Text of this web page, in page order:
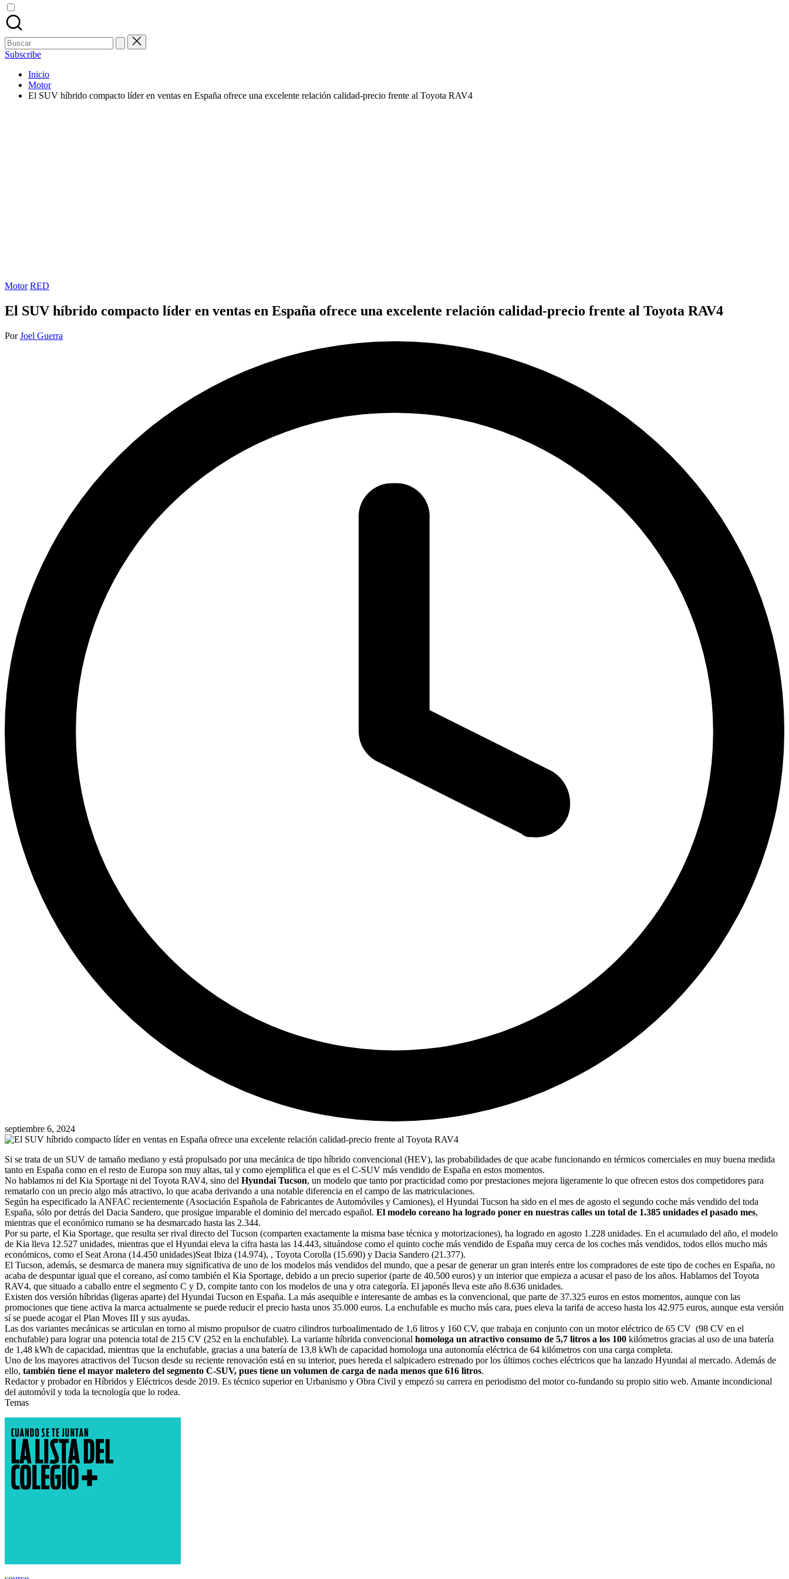
Buscar:
Subscribe
Inicio
Motor
El SUV híbrido compacto líder en ventas en España ofrece una excelente relación calidad-precio frente al Toyota RAV4
Publicada
Motor RED
El SUV híbrido compacto líder en ventas en España ofrece una excelente relación calidad-precio frente al Toyota RAV4
Publicado
PorJoel Guerra
septiembre 6, 2024
Si se trata de un SUV de tamaño mediano y está propulsado por una mecánica de tipo híbrido convencional (HEV), las probabilidades de que acabe funcionando en térmicos comerciales en muy buena medida
tanto en España como en el resto de Europa son muy altas, tal y como ejemplifica el que es el C-SUV más vendido de España en estos momentos.
No hablamos ni del Kia Sportage ni del Toyota RAV4, sino del Hyundai Tucson, un modelo que tanto por practicidad como por prestaciones mejora ligeramente lo que ofrecen estos dos competidores para
rematarlo con un precio algo más atractivo, lo que acaba derivando a una notable diferencia en el campo de las matriculaciones.
Según ha especificado la ANFAC recientemente (Asociación Española de Fabricantes de Automóviles y Camiones), el Hyundai Tucson ha sido en el mes de agosto el segundo coche más vendido del toda
España, sólo por detrás del Dacia Sandero, que prosigue imparable el dominio del mercado español. El modelo coreano ha logrado poner en nuestras calles un total de 1.385 unidades el pasado mes,
mientras que el económico rumano se ha desmarcado hasta las 2.344.
Por su parte, el Kia Sportage, que resulta ser rival directo del Tucson (comparten exactamente la misma base técnica y motorizaciones), ha logrado en agosto 1.228 unidades. En el acumulado del año, el modelo
de Kia lleva 12.527 unidades, mientras que el Hyundai eleva la cifra hasta las 14.443, situándose como el quinto coche más vendido de España muy cerca de los coches más vendidos, todos ellos mucho más
económicos, como el Seat Arona (14.450 unidades)Seat Ibiza (14.974), , Toyota Corolla (15.690) y Dacia Sandero (21.377).
El Tucson, además, se desmarca de manera muy significativa de uno de los modelos más vendidos del mundo, que a pesar de generar un gran interés entre los compradores de este tipo de coches en España, no
acaba de despuntar igual que el coreano, así como también el Kia Sportage, debido a un precio superior (parte de 40.500 euros) y un interior que empieza a acusar el paso de los años. Hablamos del Toyota
RAV4, que situado a caballo entre el segmento C y D, compite tanto con los modelos de una y otra categoría. El japonés lleva este año 8.636 unidades.
Existen dos versión híbridas (ligeras aparte) del Hyundai Tucson en España. La más asequible e interesante de ambas es la convencional, que parte de 37.325 euros en estos momentos, aunque con las
promociones que tiene activa la marca actualmente se puede reducir el precio hasta unos 35.000 euros. La enchufable es mucho más cara, pues eleva la tarifa de acceso hasta los 42.975 euros, aunque esta versión
sí se puede acogar el Plan Moves III y sus ayudas.
Las dos variantes mecánicas se articulan en torno al mismo propulsor de cuatro cilindros turboalimentado de 1,6 litros y 160 CV, que trabaja en conjunto con un motor eléctrico de 65 CV (98 CV en el
enchufable) para lograr una potencia total de 215 CV (252 en la enchufable). La variante híbrida convencional homologa un atractivo consumo de 5,7 litros a los 100 kilómetros gracias al uso de una batería
de 1,48 kWh de capacidad, mientras que la enchufable, gracias a una batería de 13,8 kWh de capacidad homologa una autonomía eléctrica de 64 kilómetros con una carga completa.
Uno de los mayores atractivos del Tucson desde su reciente renovación está en su interior, pues hereda el salpicadero estrenado por los últimos coches eléctricos que ha lanzado Hyundai al mercado. Además de
ello, también tiene el mayor maletero del segmento C-SUV, pues tiene un volumen de carga de nada menos que 616 litros.
Redactor y probador en Híbridos y Eléctricos desde 2019. Es técnico superior en Urbanismo y Obra Civil y empezó su carrera en periodismo del motor co-fundando su propio sitio web. Amante incondicional
del automóvil y toda la tecnología que lo rodea.
Temas